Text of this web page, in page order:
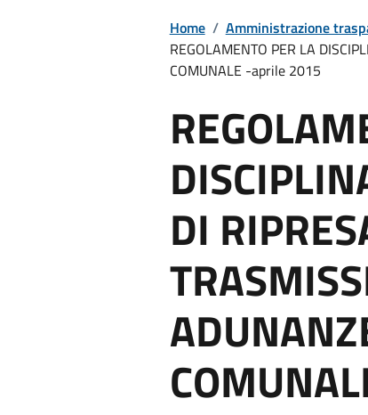
Home / Amministrazione
REGOLAMENTO PER LA
COMUNALE -aprile 2015
DI